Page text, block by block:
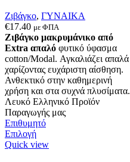
Ζιβάγκο, ΓΥΝΑΙΚΑ
€17.40 με ΦΠΑ
Ζιβάγκο μακρυμάνικο από
Extra απαλό φυτικό ύφασμα
cotton/Modal. Αγκαλιάζει απαλά
χαρίζοντας ευχάριστη αίσθηση.
Ανθεκτικό στην καθημερινή
χρήση και στα συχνά πλυσίματα.
Λευκό Ελληνικό Προϊόν
Παραγωγής μας
Επιθυμητό
ΕπιλογήΑυτό
το
Quick view